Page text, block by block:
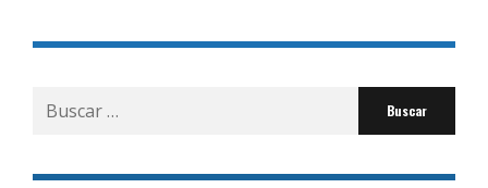
Buscar
por: